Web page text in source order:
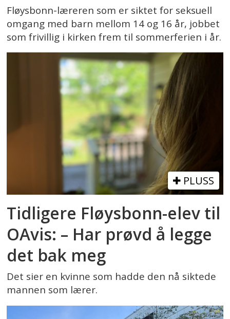
Fløysbonn-læreren som er siktet for seksuell
omgang med barn mellom 14 og 16 år, jobbet
som frivillig i kirken frem til sommerferien i år.
PLUSS
Tidligere Fløysbonn-elev til
OAvis: – Har prøvd å legge
det bak meg
Det sier en kvinne som hadde den nå siktede
mannen som lærer.